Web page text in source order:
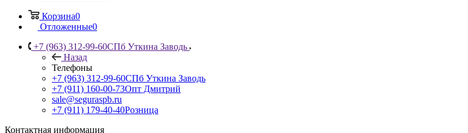
Корзина0
Отложенные0
+7 (963) 312-99-60СПб Уткина Заводь
Назад
Телефоны
+7 (963) 312-99-60СПб Уткина Заводь
+7 (911) 160-00-73Опт Дмитрий
sale@seguraspb.ru
+7 (911) 179-40-40Розница
Контактная информация